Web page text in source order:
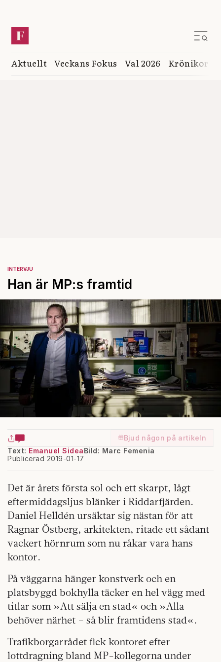
Aktuellt Veckans Fokus Val 2026 Krönikor
INTERVJU
Han är MP:s framtid
Bjud någon på artikeln
Text: Emanuel Sidea
Publicerad 2019-01-17
Bild: Marc Femenia
Det är årets första sol och ett skarpt, lågt
eftermiddagsljus blänker i Riddarfjärden.
Daniel Helldén ursäktar sig nästan för att
Ragnar Östberg, arkitekten, ritade ett sådant
vackert hörnrum som nu råkar vara hans
kontor.
På väggarna hänger konstverk och en
platsbyggd bokhylla täcker en hel vägg med
titlar som »Att sälja en stad« och »Alla
behöver närhet – så blir framtidens stad«.
Trafikborgarrådet fick kontoret efter
lottdragning bland MP-kollegorna under